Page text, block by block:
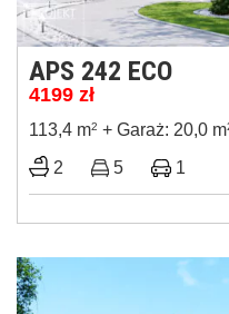
APS 242 ECO
4199 zł
113,4 m2 + Garaż: 20,0 m
2 5 1